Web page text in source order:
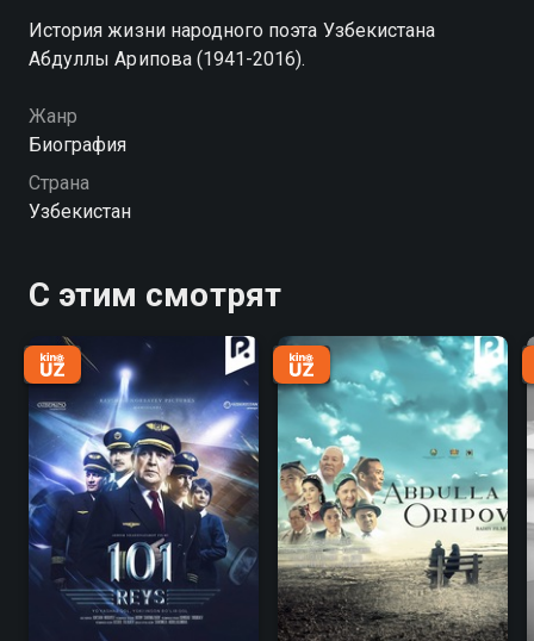
История жизни народного поэта Узбекистана
Абдуллы Арипова (1941-2016).
Жанр
Биография
Страна
Узбекистан
С этим смотрят